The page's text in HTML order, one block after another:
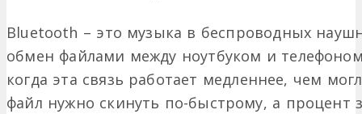
Bluetooth – это музыка в беспроводных
обмен файлами между ноутбуком и
когда эта связь работает медленнее, чем
файл нужно скинуть по-быстрому, а процент